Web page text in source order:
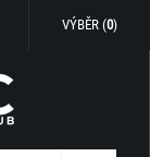
VÝBĚR (0)